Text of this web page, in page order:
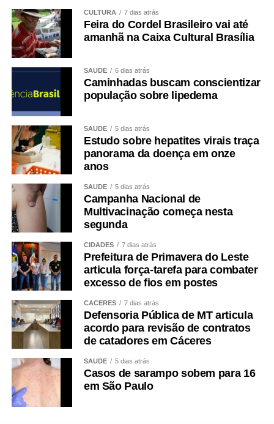
CULTURA 7 dias atrás
Feira do Cordel Brasileiro vai até
amanhã na Caixa Cultural Brasília
SAÚDE 6 dias atrás
Caminhadas buscam conscientizar
população sobre lipedema
SAÚDE 5 dias atrás
Estudo sobre hepatites virais traça
panorama da doença em onze
anos
SAÚDE 5 dias atrás
Campanha Nacional de
Multivacinação começa nesta
segunda
CIDADES 7 dias atrás
Prefeitura de Primavera do Leste
articula força-tarefa para combater
excesso de fios em postes
CÁCERES 7 dias atrás
Defensoria Pública de MT articula
acordo para revisão de contratos
de catadores em Cáceres
SAÚDE 5 dias atrás
Casos de sarampo sobem para 16
em São Paulo